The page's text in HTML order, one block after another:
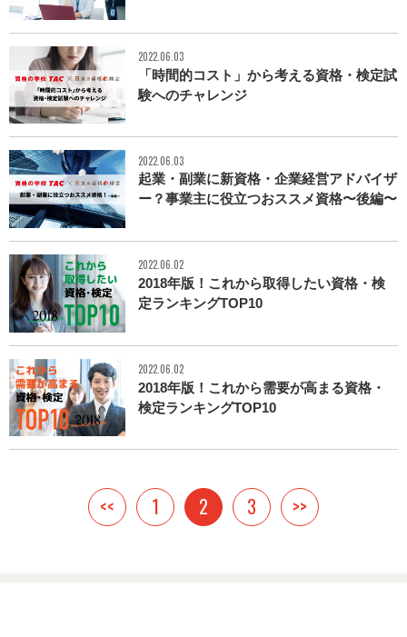
2022.06.03
「時間的コスト」から考える資格・検定試
験へのチャレンジ
2022.06.03
起業・副業に新資格・企業経営アドバイザ
ー？事業主に役立つおススメ資格〜後編〜
2022.06.02
2018年版！これから取得したい資格・検
定ランキングTOP10
2022.06.02
2018年版！これから需要が高まる資格・
検定ランキングTOP10
<< 1 2 3 >>